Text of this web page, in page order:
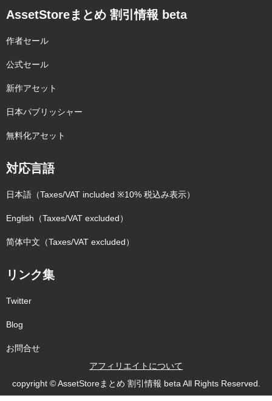
AssetStoreまとめ 割引情報 beta
作者セール
公式セール
新作アセット
日本パブリッシャー
無料化アセット
対応言語
日本語（Taxes/VAT included ※10% 税込み表示）
English（Taxes/VAT excluded）
简体中文（Taxes/VAT excluded）
リンク集
Twitter
Blog
お問合せ
アフィリエイトについて
copyright © AssetStoreまとめ 割引情報 beta All Rights Reserved.